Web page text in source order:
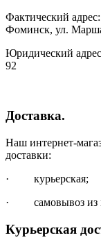
Фактический
Фоминск, ул.
Юридический
92
Доставка.
Наш интернет-
доставки:
· курьерская;
· самовывоз из
Курьерская